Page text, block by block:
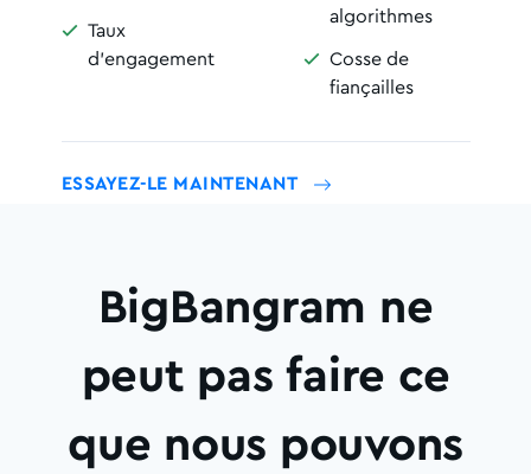

Taux
d'engagement
algorithmes

Cosse de
fiançailles
ESSAYEZ-LE MAINTENANT
BigBangram ne
peut pas faire ce
que nous pouvons